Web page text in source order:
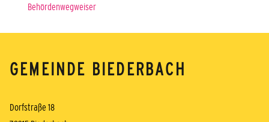
Behördenwegweiser
GEMEINDE BIEDERBACH
Dorfstraße 18